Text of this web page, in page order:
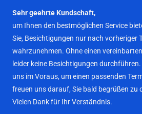
Sehr geehrte Kundschaft,
um Ihnen den bestmöglichen Service
Sie, Besichtigungen nur nach vorheriger
wahrzunehmen. Ohne einen
leider keine Besichtigungen
uns im Voraus, um einen passenden
freuen uns darauf, Sie bald begrüßen zu
Vielen Dank für Ihr Verständnis.